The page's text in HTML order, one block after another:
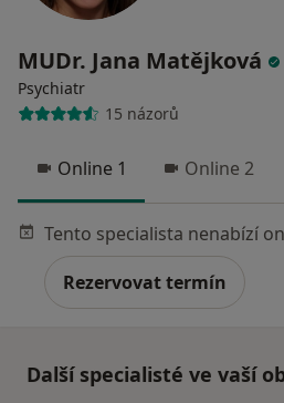
MUDr. Jana Matějková
Psychiatr
15 názorů
Online 1 Online 2
Rezervovat termín
Další specialisté ve vaší